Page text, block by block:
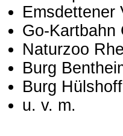
Emsdettener
Go-Kartbahn
Naturzoo
Burg
Burg
u. v. m.